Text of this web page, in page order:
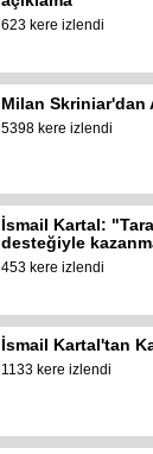
623 kere izlendi
Milan Skriniar'dan
5398 kere izlendi
İsmail Kartal:
desteğiyle
453 kere izlendi
İsmail Kartal'tan
1133 kere izlendi